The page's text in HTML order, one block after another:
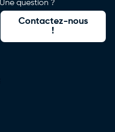
Une question ?
Contactez-nous
!